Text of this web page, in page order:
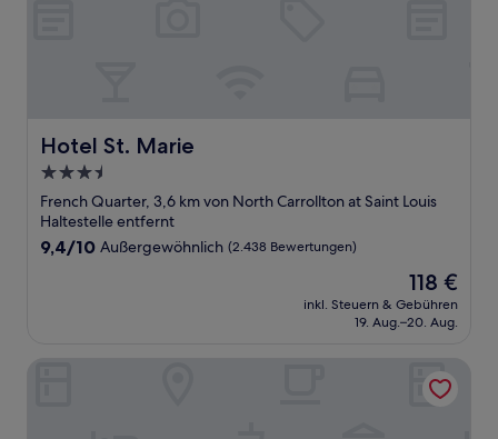
Hotel St. Marie
Hotel St. Marie
3.5-
Sterne-
Unterkunft
French Quarter, 3,6 km von North Carrollton at Saint Louis
Haltestelle entfernt
9.4
9,4/10 Außergewöhnlich (2.438 Bewertungen)
Der
Preis
beträgt
118 €
inkl. Steuern & Gebühren
19. Aug.–20. Aug.
The Roosevelt New Orleans, A Waldorf Astoria Hotel